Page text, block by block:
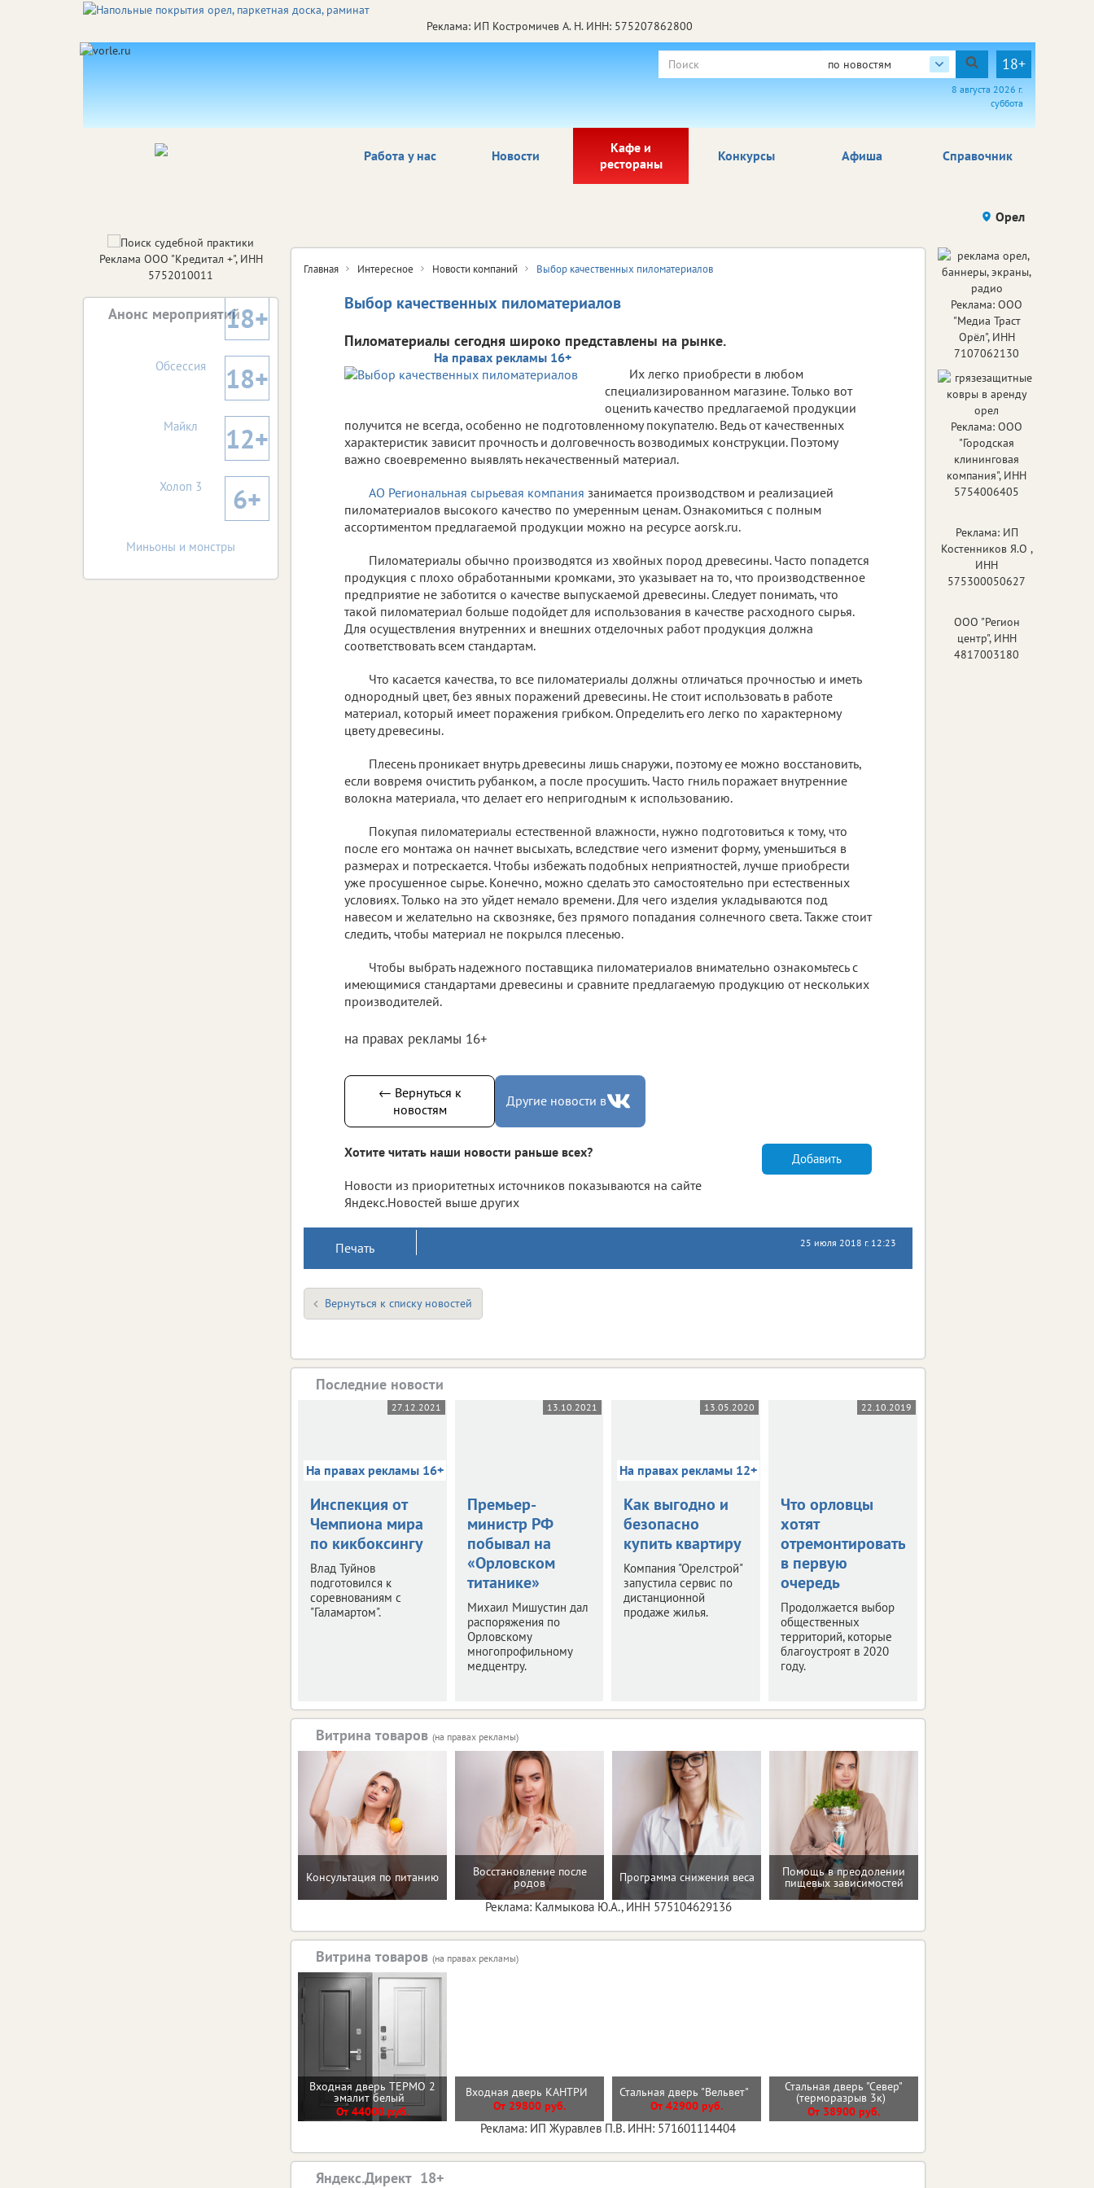
Реклама: ИП Костромичев А. Н. ИНН: 575207862800
по новостям 18+
8 августа 2026 г.
суббота
Работа у нас Новости
Кафе и
рестораны
Афиша Справочник
Конкурсы
Орел
Главная Интересное Новости компаний Выбор качественных пиломатериалов
Выбор качественных пиломатериалов
Пиломатериалы сегодня широко представлены на рынке.
На правах рекламы 16+
Их легко приобрести в любом
специализированном магазине. Только вот
оценить качество предлагаемой продукции
получится не всегда, особенно не подготовленному покупателю. Ведь от качественных
характеристик зависит прочность и долговечность возводимых конструкции. Поэтому
важно своевременно выявлять некачественный материал.
АО Региональная сырьевая компания занимается производством и реализацией
пиломатериалов высокого качество по умеренным ценам. Ознакомиться с полным
ассортиментом предлагаемой продукции можно на ресурсе aorsk.ru.
Пиломатериалы обычно производятся из хвойных пород древесины. Часто попадется
продукция с плохо обработанными кромками, это указывает на то, что производственное
предприятие не заботится о качестве выпускаемой древесины. Следует понимать, что
такой пиломатериал больше подойдет для использования в качестве расходного сырья.
Для осуществления внутренних и внешних отделочных работ продукция должна
соответствовать всем стандартам.
Что касается качества, то все пиломатериалы должны отличаться прочностью и иметь
однородный цвет, без явных поражений древесины. Не стоит использовать в работе
материал, который имеет поражения грибком. Определить его легко по характерному
цвету древесины.
Плесень проникает внутрь древесины лишь снаружи, поэтому ее можно восстановить,
если вовремя очистить рубанком, а после просушить. Часто гниль поражает внутренние
волокна материала, что делает его непригодным к использованию.
Покупая пиломатериалы естественной влажности, нужно подготовиться к тому, что
после его монтажа он начнет высыхать, вследствие чего изменит форму, уменьшиться в
размерах и потрескается. Чтобы избежать подобных неприятностей, лучше приобрести
уже просушенное сырье. Конечно, можно сделать это самостоятельно при естественных
условиях. Только на это уйдет немало времени. Для чего изделия укладываются под
навесом и желательно на сквозняке, без прямого попадания солнечного света. Также стоит
следить, чтобы материал не покрылся плесенью.
Чтобы выбрать надежного поставщика пиломатериалов внимательно ознакомьтесь с
имеющимися стандартами древесины и сравните предлагаемую продукцию от нескольких
производителей.
на правах рекламы 16+
← Вернуться к
новостям
Другие новости в
Хотите читать наши новости раньше всех?
Новости из приоритетных источников показываются на сайте
Яндекс.Новостей выше других
Добавить
Печать 25 июля 2018 г. 12:23
Вернуться к списку новостей
Последние новости
27.12.2021
На правах рекламы 16+
Инспекция от
Чемпиона мира
по кикбоксингу
Влад Туйнов
подготовился к
соревнованиям с
"Галамартом".
13.10.2021
Премьер-
министр РФ
побывал на
«Орловском
титанике»
Михаил Мишустин дал
распоряжения по
Орловскому
многопрофильному
медцентру.
13.05.2020
На правах рекламы 12+
Как выгодно и
безопасно
купить квартиру
Компания "Орелстрой"
запустила сервис по
дистанционной
продаже жилья.
22.10.2019
Что орловцы
хотят
отремонтировать
в первую
очередь
Продолжается выбор
общественных
территорий, которые
благоустроят в 2020
году.
Витрина товаров (на правах рекламы)
Консультация по питанию Восстановление после
родов Программа снижения веса Помощь в преодолении
пищевых зависимостей
Реклама: Калмыкова Ю.А., ИНН 575104629136
Витрина товаров (на правах рекламы)
Входная дверь ТЕРМО 2
эмалит белый
От 44000 руб.
Входная дверь КАНТРИ
От 29800 руб.
Стальная дверь "Вельвет"
От 42900 руб.
Стальная дверь "Север"
(терморазрыв 3к)
От 38900 руб.
Реклама: ИП Журавлев П.В. ИНН: 571601114404
Яндекс.Директ
Реклама ООО "Кредитал +", ИНН
5752010011
Анонс мероприятий18+
Обсессия 18+
Майкл 12+
Холоп 3 6+
Миньоны и монстры
Реклама: ООО
"Медиа Траст
Орёл", ИНН
7107062130
Реклама: ООО
"Городская
клининговая
компания", ИНН
5754006405
Реклама: ИП
Костенников Я.О ,
ИНН
575300050627
ООО "Регион
центр", ИНН
4817003180